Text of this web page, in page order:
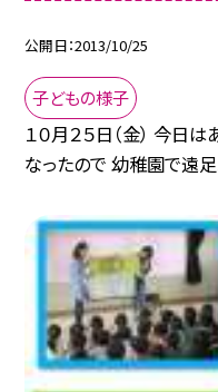
公開日 2013/10/25
子どもの様子
１０月２５日（金） 今日
なったので 幼稚園で遠